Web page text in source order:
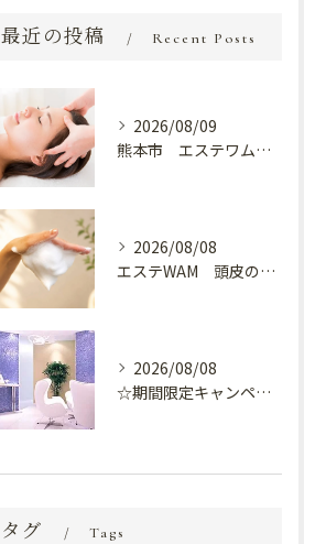
最近の投稿 Recent Posts
2026/08/09
熊本市 エステワム熊本店 癒しのクールヘッドマッサージ♬
2026/08/08
エステWAM 頭皮の健康
2026/08/08
☆期間限定キャンペーン開催中☆
タグ Tags